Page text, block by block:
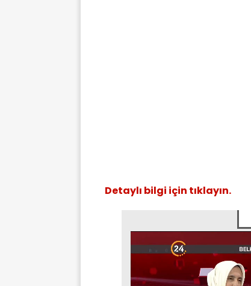
Detaylı bilgi için tıklayın.